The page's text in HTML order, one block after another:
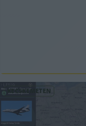
KECSKEMÉTEN